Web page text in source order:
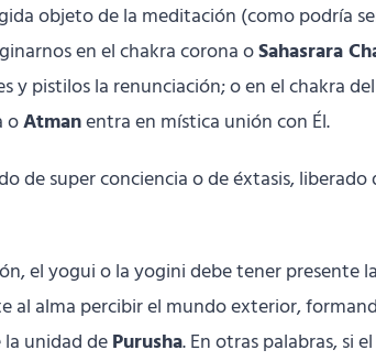
objeto de la meditación (como podría
en el chakra corona oSahasrara
y pistilos la renunciación; o en el chakra
oAtmanentra en mística unión con Él.
super conciencia o de éxtasis,
el yogui o la yogini debe tener presente
alma percibir el mundo exterior,
unidad dePurusha. En otras palabras, si